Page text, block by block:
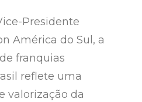
Presidente
América do Sul, a
franquias
reflete uma
valorização da